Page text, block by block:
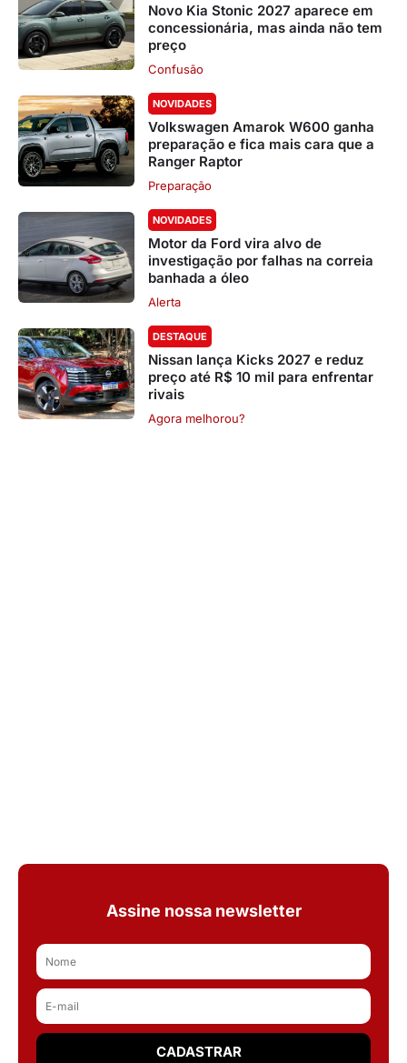
Novo Kia Stonic 2027 aparece em
concessionária, mas ainda não tem
preço
Confusão
NOVIDADES
Volkswagen Amarok W600 ganha
preparação e fica mais cara que a
Ranger Raptor
Preparação
NOVIDADES
Motor da Ford vira alvo de
investigação por falhas na correia
banhada a óleo
Alerta
DESTAQUE
Nissan lança Kicks 2027 e reduz
preço até R$ 10 mil para enfrentar
rivais
Agora melhorou?
Assine nossa newsletter